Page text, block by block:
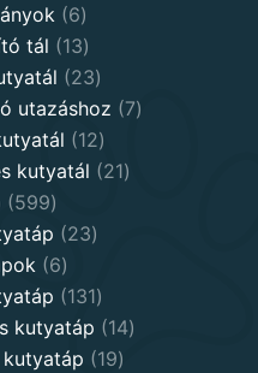
products
66
products
tál 1313
products
2323
products
utazáshoz 77
1212
products
kutyatál 2121
599599
products
2323
66
products
131131
products
kutyatáp 1414
1919